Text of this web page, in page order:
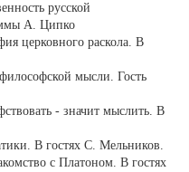
русской
А. Ципко
церковного раскола. В
мысли. Гость
- значит мыслить. В
В гостях С. Мельников.
с Платоном. В гостях